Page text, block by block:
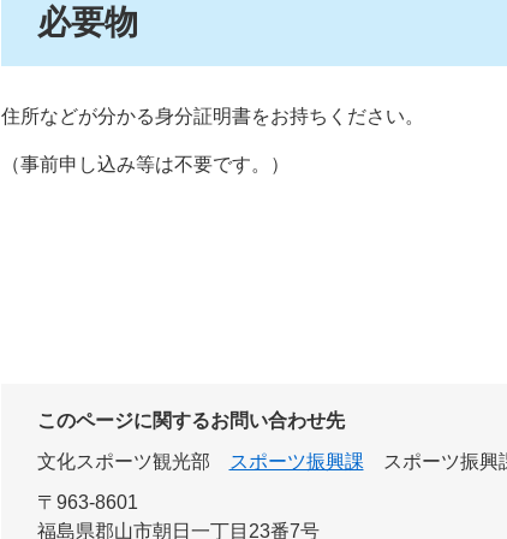
必要物
住所などが分かる身分証明書をお持ちください。
（事前申し込み等は不要です。）
このページに関するお問い合わせ先
文化スポーツ観光部
スポーツ振興課
スポーツ振興
〒963-8601
福島県郡山市朝日一丁目23番7号